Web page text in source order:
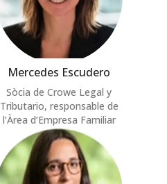
Mercedes Escudero
Sòcia de Crowe Legal y
Tributario, responsable de
l’Àrea d’Empresa Familiar